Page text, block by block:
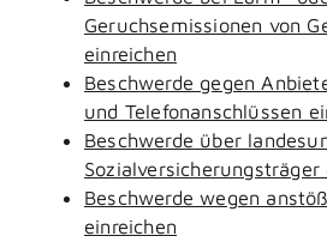
Geruchsemissionen von
einreichen
Beschwerde gegen
und Telefonanschlüssen
Beschwerde über
Sozialversicherungsträger
Beschwerde wegen
einreichen